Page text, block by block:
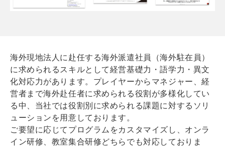
海外現地法人に赴任する海外派遣社員（海外駐在員）
に求められるスキルとして経営基礎力・語学力・異文
化対応力があります。プレイヤーからマネジャー、経
営者まで海外赴任者に求められる役割が多様化してい
る中、当社では役割別に求められる課題に対するソリ
ューションを用意しております。
ご要望に応じてプログラムをカスタマイズし、オンラ
イン研修、教室集合研修どちらでも対応しておりま